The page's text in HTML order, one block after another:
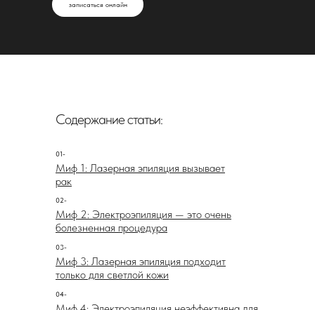
записаться онлайн
Миф 1: Лазерная эпиляция вызывает
рак
01-
Миф 3: Лазерная эпиляция подходит
только для светлой кожи
03-
Содержание статьи:
04-
Миф 2: Электроэпиляция — это очень
болезненная процедура
02-
Эпиляция давно стала неотъемлемой частью